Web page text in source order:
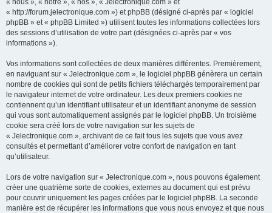
« nous », « notre », « nos », « Jelectronique.com » et
« http://forum.jelectronique.com ») et phpBB (désigné ci-après par « logiciel
phpBB » et « phpBB Limited ») utilisent toutes les informations collectées lors
des sessions d’utilisation de votre part (désignées ci-après par « vos
informations »).
Vos informations sont collectées de deux manières différentes. Premièrement,
en naviguant sur « Jelectronique.com », le logiciel phpBB génèrera un certain
nombre de cookies qui sont de petits fichiers téléchargés temporairement par
le navigateur internet de votre ordinateur. Les deux premiers cookies ne
contiennent qu’un identifiant utilisateur et un identifiant anonyme de session
qui vous sont automatiquement assignés par le logiciel phpBB. Un troisième
cookie sera créé lors de votre navigation sur les sujets de
« Jelectronique.com », archivant de ce fait tous les sujets que vous avez
consultés et permettant d’améliorer votre confort de navigation en tant
qu’utilisateur.
Lors de votre navigation sur « Jelectronique.com », nous pouvons également
créer une quatrième sorte de cookies, externes au document qui est prévu
pour couvrir uniquement les pages créées par le logiciel phpBB. La seconde
manière est de récupérer les informations que vous nous envoyez et que nous